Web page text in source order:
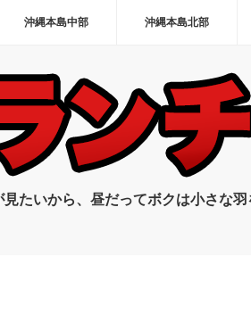
沖縄本島中部 沖縄本島北部
見たいから、昼だってボクは小さな